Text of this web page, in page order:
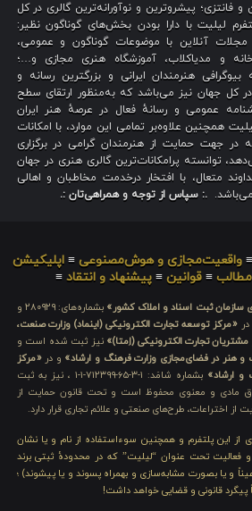
فانتزی؛ پیشروترین و نوآورانه‌ترین گالری در کل
لیلیت با دارا بودن بخش‌های گوناگون نظیر:
مجلات آنلاین با موضوعات گوناگون و عمومی،
و مدیاکلاب، آموزشگاه هنری مجازی و…؛
بیوگرافی هنرمندان ایرانی و بزرگترین رسانه و
کل جهان نیز می‌باشد که به‌منظور ارتقای سطح
عمومی و رسانهٔ فعال در عرصهٔ هنر ایران
همچنین علاوه‌بر تمامی این موارد، با امکانات
در جهت حمایت از هنرمندان گرامی در برگزاری
توانسته پرامکانات‌ترین گالری هنری در جهان
متعال، با افتخار درخدمت مخاطبان و اهالی
.: سپاس از توجه و همراهی‌تان :.
≡ واقعیت‌مجازی و هوش‌مصنوعی ≡ اپلیکیشن
≡قوانین ≡پیشنهاد و انتقاد ≡
سازمان ثبت اسناد و املاک کشور»
بشماره‌های: ۲۸۰۹۲۹ و
«مرکز توسعه تجارت الکترونیکی (اینماد) وزارت صنعت،
مشتریان تجارت الکترونیکی (اِمتا)» نیز ثبت شده است و
هنر در فضای‌مجازی وزارت فرهنگ و ارشاد» و در«مرکز
و ارشاد»
بشماره شامَد: ۱-۳-۶۵-۷۱۲۳۹۹-۱-۱ ، نیز به ثبت
مادی و معنوی محفوظ است و تحت قانون حمایت از
از اختراعات، طرح‌های صنعتی و علائم تجاری قرار دارد.
از این پلتفرم و همچنین سوءاستفاده از نام و یا نشان
فعالیت تحت عنوان “لیلیت” که در محدودهٔ ثبتی برند
و یا بصورت مشابه‌سازی و بهمراه پسوند و یا پیشوند) ؛
قانونی و قضایی خواهد داشت!